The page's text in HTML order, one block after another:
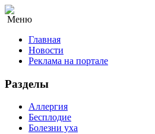
Меню
Главная
Новости
Реклама на портале
Разделы
Аллергия
Бесплодие
Болезни уха